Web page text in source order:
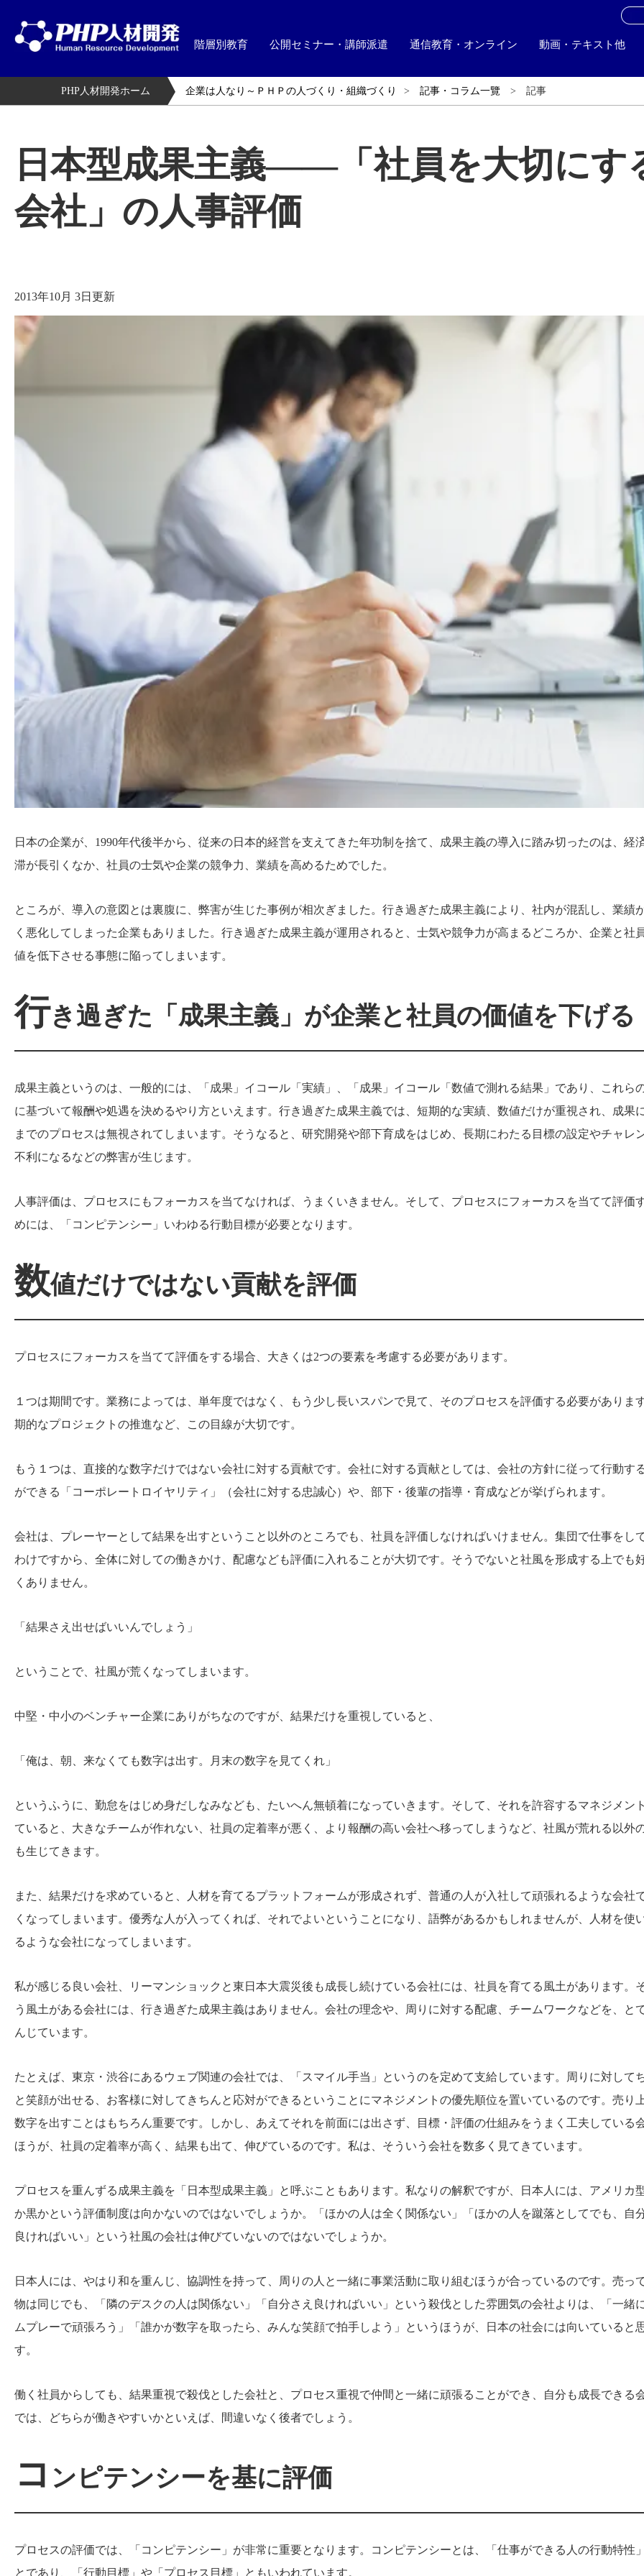
階層別教育 公開セミナー・講師派遣 通信教育・オンライン 動画・テキスト他
PHP人材開発ホーム 企業は人なり～ＰＨＰの人づくり・組織づくり 記事・コラム一覽 記事
日本型成果主義――「社員を大切にす
会社」の人事評価
2013年10月 3日更新
日本の企業が、1990年代後半から、従来の日本的経営を支えてきた年功制を捨て、成果主義の導入に踏み切ったのは、経
滞が長引くなか、社員の士気や企業の競争力、業績を高めるためでした。
ところが、導入の意図とは裏腹に、弊害が生じた事例が相次ぎました。行き過ぎた成果主義により、社内が混乱し、業績
く悪化してしまった企業もありました。行き過ぎた成果主義が運用されると、士気や競争力が高まるどころか、企業と社
値を低下させる事態に陥ってしまいます。
行き過ぎた「成果主義」が企業と社員の価値を下げる
成果主義というのは、一般的には、「成果」イコール「実績」、「成果」イコール「数値で測れる結果」であり、これら
に基づいて報酬や処遇を決めるやり方といえます。行き過ぎた成果主義では、短期的な実績、数値だけが重視され、成果
までのプロセスは無視されてしまいます。そうなると、研究開発や部下育成をはじめ、長期にわたる目標の設定やチャレ
不利になるなどの弊害が生じます。
人事評価は、プロセスにもフォーカスを当てなければ、うまくいきません。そして、プロセスにフォーカスを当てて評価
めには、「コンピテンシー」いわゆる行動目標が必要となります。
数値だけではない貢献を評価
プロセスにフォーカスを当てて評価をする場合、大きくは2つの要素を考慮する必要があります。
１つは期間です。業務によっては、単年度ではなく、もう少し長いスパンで見て、そのプロセスを評価する必要がありま
期的なプロジェクトの推進など、この目線が大切です。
もう１つは、直接的な数字だけではない会社に対する貢献です。会社に対する貢献としては、会社の方針に従って行動す
ができる「コーポレートロイヤリティ」（会社に対する忠誠心）や、部下・後輩の指導・育成などが挙げられます。
会社は、プレーヤーとして結果を出すということ以外のところでも、社員を評価しなければいけません。集団で仕事をし
わけですから、全体に対しての働きかけ、配慮なども評価に入れることが大切です。そうでないと社風を形成する上でも
くありません。
「結果さえ出せばいいんでしょう」
ということで、社風が荒くなってしまいます。
中堅・中小のベンチャー企業にありがちなのですが、結果だけを重視していると、
「俺は、朝、来なくても数字は出す。月末の数字を見てくれ」
というふうに、勤怠をはじめ身だしなみなども、たいへん無頓着になっていきます。そして、それを許容するマネジメン
ていると、大きなチームが作れない、社員の定着率が悪く、より報酬の高い会社へ移ってしまうなど、社風が荒れる以外
も生じてきます。
また、結果だけを求めていると、人材を育てるプラットフォームが形成されず、普通の人が入社して頑張れるような会社
くなってしまいます。優秀な人が入ってくれば、それでよいということになり、語弊があるかもしれませんが、人材を使
るような会社になってしまいます。
私が感じる良い会社、リーマンショックと東日本大震災後も成長し続けている会社には、社員を育てる風土があります。
う風土がある会社には、行き過ぎた成果主義はありません。会社の理念や、周りに対する配慮、チームワークなどを、と
んじています。
たとえば、東京・渋谷にあるウェブ関連の会社では、「スマイル手当」というのを定めて支給しています。周りに対して
と笑顔が出せる、お客様に対してきちんと応対ができるということにマネジメントの優先順位を置いているのです。売り
数字を出すことはもちろん重要です。しかし、あえてそれを前面には出さず、目標・評価の仕組みをうまく工夫している
ほうが、社員の定着率が高く、結果も出て、伸びているのです。私は、そういう会社を数多く見てきています。
プロセスを重んずる成果主義を「日本型成果主義」と呼ぶこともあります。私なりの解釈ですが、日本人には、アメリカ
か黒かという評価制度は向かないのではないでしょうか。「ほかの人は全く関係ない」「ほかの人を蹴落としてでも、自
良ければいい」という社風の会社は伸びていないのではないでしょうか。
日本人には、やはり和を重んじ、協調性を持って、周りの人と一緒に事業活動に取り組むほうが合っているのです。売っ
物は同じでも、「隣のデスクの人は関係ない」「自分さえ良ければいい」という殺伐とした雰囲気の会社よりは、「一緒
ムプレーで頑張ろう」「誰かが数字を取ったら、みんな笑顔で拍手しよう」というほうが、日本の社会には向いていると
す。
働く社員からしても、結果重視で殺伐とした会社と、プロセス重視で仲間と一緒に頑張ることができ、自分も成長できる
では、どちらが働きやすいかといえば、間違いなく後者でしょう。
コ ンピテンシーを基に評価
プロセスの評価では、「コンピテンシー」が非常に重要となります。コンピテンシーとは、「仕事ができる人の行動特性
とであり、「行動目標」や「プロセス目標」ともいわれています。